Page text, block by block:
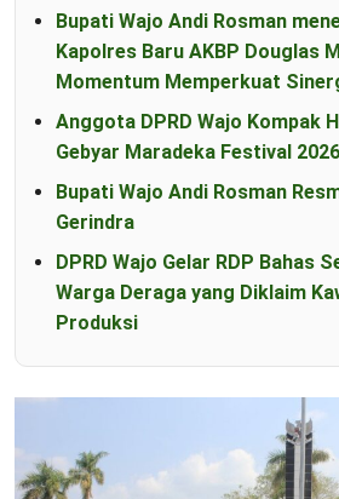
Bupati Wajo Andi Rosman
Kapolres Baru AKBP Douglas
Momentum Memperkuat
Anggota DPRD Wajo Kompak
Gebyar Maradeka Festival 2026
Bupati Wajo Andi Rosman
Gerindra
DPRD Wajo Gelar RDP Bahas
Warga Deraga yang Diklaim
Produksi